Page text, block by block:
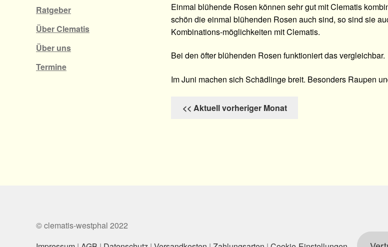
Einmal blühende Rosen können sehr gut mit Clematis
schön die einmal blühenden Rosen auch sind, so sind sie
Kombinations-möglichkeiten mit Clematis.
Bei den öfter blühenden Rosen funktioniert das vergleichbar.
Im Juni machen sich Schädlinge breit. Besonders Raupen
<< Aktuell vorheriger Monat
Ratgeber
Über Clematis
Über uns
Termine
© clematis-westphal 2022